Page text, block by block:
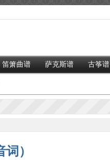
笛箫曲谱 萨克斯谱 古筝谱
）